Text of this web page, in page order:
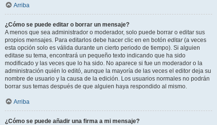
Arriba
¿Cómo se puede editar o borrar un mensaje?
A menos que sea administrador o moderador, solo puede borrar o editar sus
propios mensajes. Para editarlos debe hacer clic en en botón editar(a veces
esta opción solo es válida durante un cierto periodo de tiempo). Si alguien
editase su tema, encontrará un pequeño texto indicando que ha sido
modificado y las veces que lo ha sido. No aparece si fue un moderador o la
administración quién lo editó, aunque la mayoría de las veces el editor deja su
nombre de usuario y la causa de la edición. Los usuarios normales no podrán
borrar sus temas después de que alguien haya respondido al mismo.
Arriba
¿Cómo se puede añadir una firma a mi mensaje?